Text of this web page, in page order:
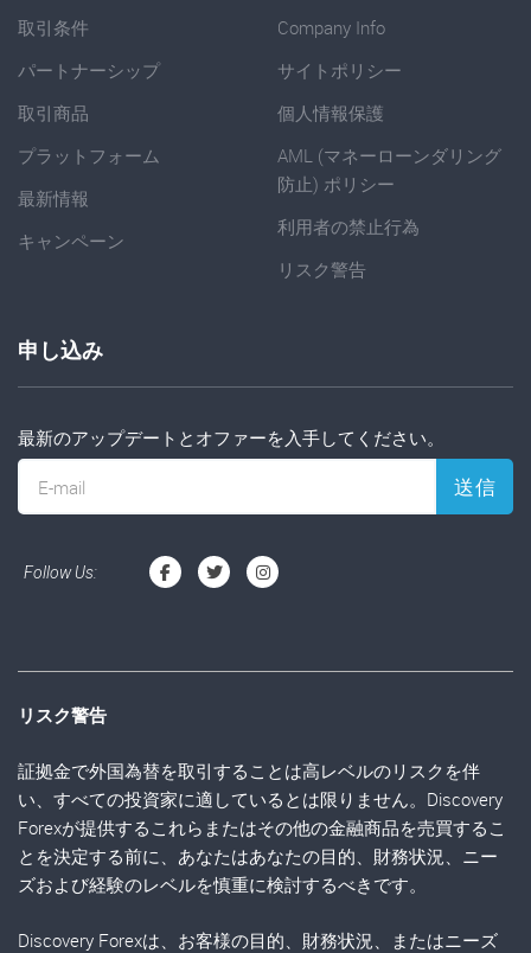
取引条件
パートナーシップ
取引商品
プラットフォーム
最新情報
キャンペーン
Company Info
サイトポリシー
個人情報保護
AML (マネーローンダリング
防止) ポリシー
利用者の禁止行為
リスク警告
申し込み
最新のアップデートとオファーを入手してください。
E-mail 送信
Follow Us:
リスク警告
証拠金で外国為替を取引することは高レベルのリスクを伴
い、すべての投資家に適しているとは限りません。Discovery
Forexが提供するこれらまたはその他の金融商品を売買するこ
とを決定する前に、あなたはあなたの目的、財務状況、ニー
ズおよび経験のレベルを慎重に検討するべきです。
Discovery Forexは、お客様の目的、財務状況、またはニーズ